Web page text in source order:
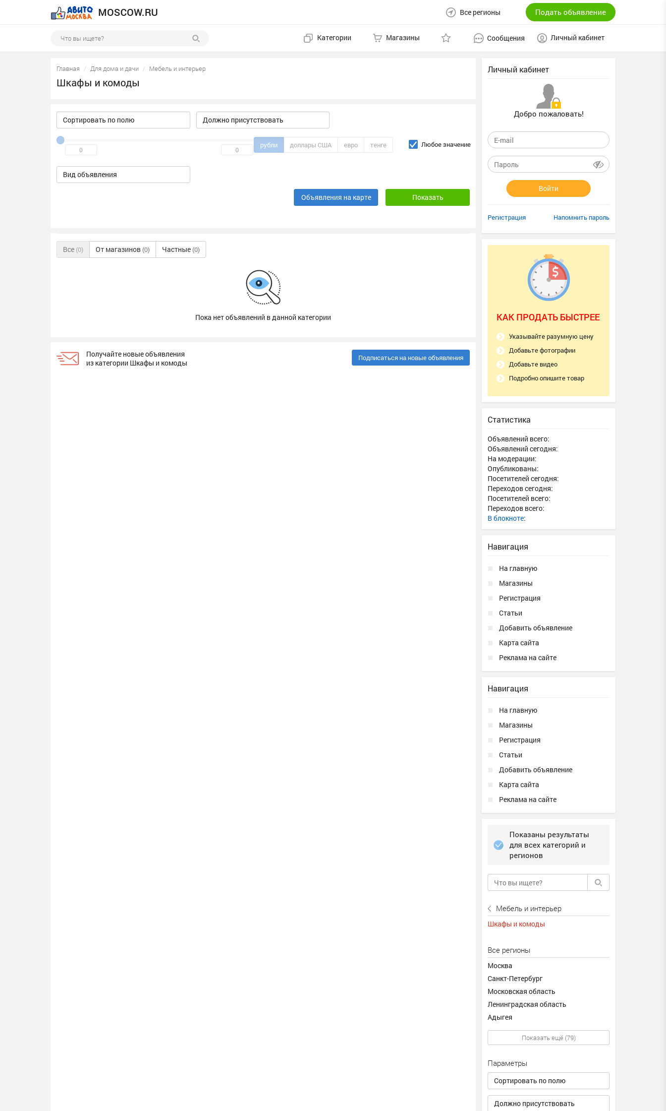
MOSCOW.RU Все регионы Подать объявление
Категории Магазины Сообщения Личный кабинет
Главная Для дома и дачи Мебель и интерьер
Шкафы и комоды
Сортировать по полю Должно присутствовать
рубли доллары США евро тенге Любое значение
Вид объявления
Объявления на карте
Все (0) От магазинов (0) Частные (0)
Пока нет объявлений в данной категории
Получайте новые объявления
из категории Шкафы и комоды
Подписаться на новые объявления
Личный кабинет
Добро пожаловать!
Войти
Регистрация Напомнить пароль
КАК ПРОДАТЬ БЫСТРЕЕ
Указывайте разумную цену
Добавьте фотографии
Добавьте видео
Подробно опишите товар
Статистика
Объявлений всего:
Объявлений сегодня:
На модерации:
Опубликованы:
Посетителей сегодня:
Переходов сегодня:
Посетителей всего:
Переходов всего:
В блокноте:
Навигация
На главную
Магазины
Регистрация
Статьи
Добавить объявление
Карта сайта
Реклама на сайте
Навигация
На главную
Магазины
Регистрация
Статьи
Добавить объявление
Карта сайта
Реклама на сайте
Показаны результаты
для всех категорий и
регионов
Мебель и интерьер
Шкафы и комоды
Все регионы
Москва
Санкт-Петербург
Московская область
Ленинградская область
Адыгея
Показать ещё (79)
Параметры
Сортировать по полю
Должно присутствовать